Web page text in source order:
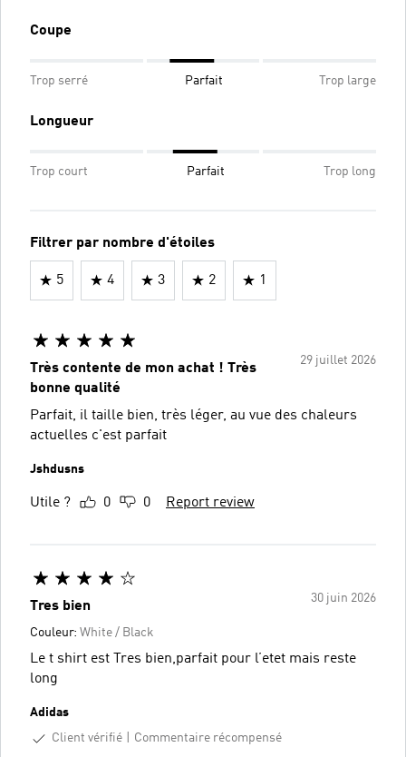
Coupe
Trop serré Parfait Trop large
Longueur
Trop court Parfait Trop long
Filtrer par nombre d'étoiles
5 4 3 2 1
29 juillet 2026
Très contente de mon achat ! Très
bonne qualité
Parfait, il taille bien, très léger, au vue des chaleurs
actuelles c'est parfait
Jshdusns
Utile ? 0 0 Report review
30 juin 2026
Tres bien
Couleur: White / Black
Le t shirt est Tres bien,parfait pour l’etet mais reste
long
Adidas
Client vérifié
Commentaire récompensé